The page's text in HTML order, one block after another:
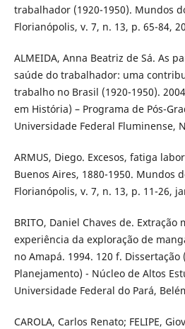
trabalhador (1920-1950). Mundos
Florianópolis, v. 7, n. 13, p. 65-84,
ALMEIDA, Anna Beatriz de Sá. As
saúde do trabalhador: uma
trabalho no Brasil (1920-1950).
em História) – Programa de Pós-
Universidade Federal Fluminense,
ARMUS, Diego. Excesos, fatiga
Buenos Aires, 1880-1950. Mundos
Florianópolis, v. 7, n. 13, p. 11-26,
BRITO, Daniel Chaves de.
experiência da exploração de
no Amapá. 1994. 120 f. Dissertação
Planejamento) - Núcleo de Altos
Universidade Federal do Pará,
CAROLA, Carlos Renato; FELIPE,